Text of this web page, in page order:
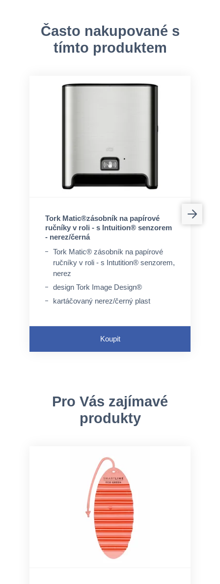
Často nakupované s
tímto produktem
Tork Matic®zásobník na papírové
ručníky v roli - s Intuition® senzorem
- nerez/černá
Tork Matic® zásobník na papírové
ručníky v roli - s Intutition® senzorem,
nerez
design Tork Image Design®
kartáčovaný nerez/černý plast
Koupit
Pro Vás zajímavé
produkty